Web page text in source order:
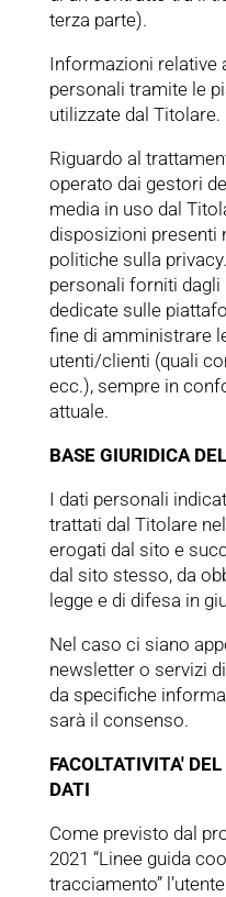
terza parte).
Informazioni relative
personali tramite le
utilizzate dal Titolare.
Riguardo al
operato dai gestori
media in uso dal
disposizioni presenti
politiche sulla
personali forniti dagli
dedicate sulle
fine di amministrare
utenti/clienti (quali
ecc.), sempre in
attuale.
BASE GIURIDICA
I dati personali
trattati dal Titolare
erogati dal sito e
dal sito stesso, da
legge e di difesa in
Nel caso ci siano
newsletter o servizi
da specifiche
sarà il consenso.
FACOLTATIVITA'
DATI
Come previsto dal
2021 “Linee guida
tracciamento”